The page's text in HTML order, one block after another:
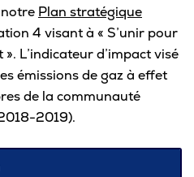
Plan stratégique
4 visant à « S’unir pour
L’indicateur d’impact visé
émissions de gaz à effet
de la communauté
2019).